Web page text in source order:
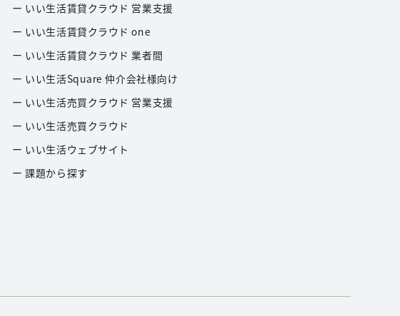
ー いい生活賃貸クラウド 営業支援
ー いい生活賃貸クラウド one
ー いい生活賃貸クラウド 業者間
ー いい生活Square 仲介会社様向け
ー いい生活売買クラウド 営業支援
ー いい生活売買クラウド
ー いい生活ウェブサイト
ー 課題から探す